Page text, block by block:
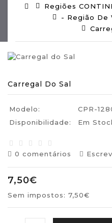
Regiões
- Região De
Carregal Do Sal
Modelo:
CPR-
Disponibilidade:
Em
0 comentários
7,50€
Sem impostos: 7,50€